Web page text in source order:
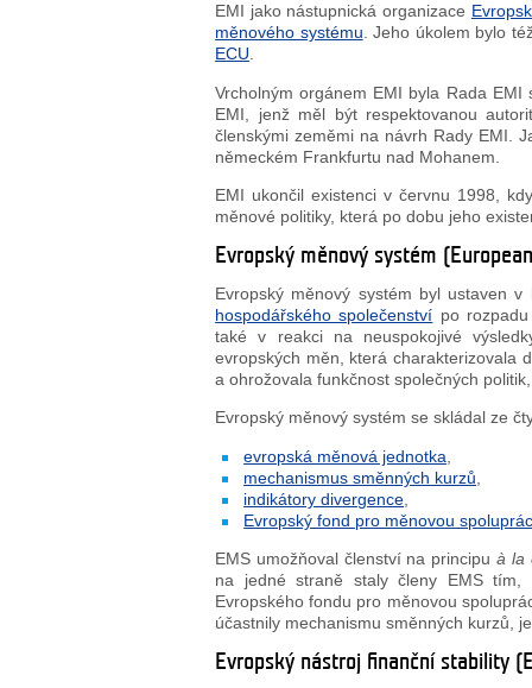
EMI jako nástupnická organizace
měnového systému. Jeho úkolem bylo
ECU.
Vrcholným orgánem EMI byla Rada
EMI, jenž měl být respektovanou
členskými zeměmi na návrh Rady EMI.
německém Frankfurtu nad Mohanem.
EMI ukončil existenci v červnu 1998,
měnové politiky, která po dobu jeho
Evropský měnový systém
Evropský měnový systém byl ustaven
hospodářského společenství po
také v reakci na neuspokojivé
evropských měn, která charakterizovala
a ohrožovala funkčnost společných
Evropský měnový systém se skládal ze
evropská měnová jednotka
mechanismus směnných kurzů
indikátory divergence
Evropský fond pro měnovou
EMS umožňoval členství na principuà la
na jedné straně staly členy EMS
Evropského fondu pro měnovou
účastnily mechanismu směnných kurzů,
Evropský nástroj finanční stability